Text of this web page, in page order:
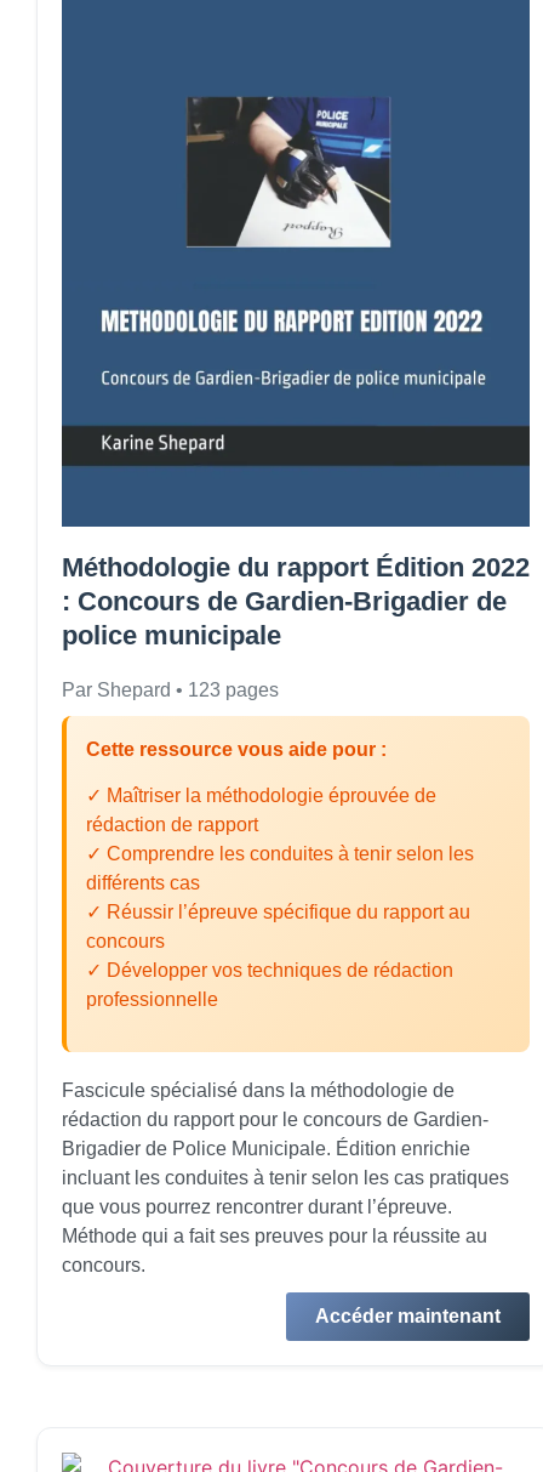
Méthodologie du rapport Édition 2022
: Concours de Gardien-Brigadier de
police municipale
Par Shepard • 123 pages
Cette ressource vous aide pour :
✓ Maîtriser la méthodologie éprouvée de
rédaction de rapport
✓ Comprendre les conduites à tenir selon les
différents cas
✓ Réussir l’épreuve spécifique du rapport au
concours
✓ Développer vos techniques de rédaction
professionnelle
Fascicule spécialisé dans la méthodologie de
rédaction du rapport pour le concours de Gardien-
Brigadier de Police Municipale. Édition enrichie
incluant les conduites à tenir selon les cas pratiques
que vous pourrez rencontrer durant l’épreuve.
Méthode qui a fait ses preuves pour la réussite au
concours.
Accéder maintenant